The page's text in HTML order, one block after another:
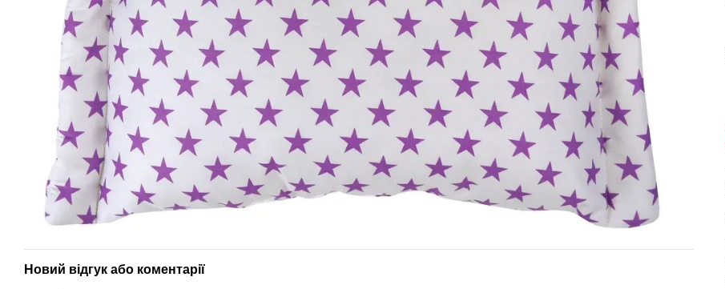
Новий відгук або коментарії